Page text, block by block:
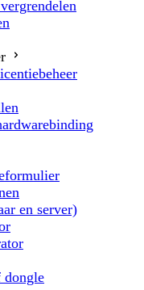
en server)
dongle